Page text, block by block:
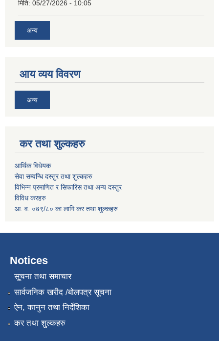
मिति: 05/27/2026 - 10:05
अन्य
आय व्यय विवरण
अन्य
कर तथा शुल्कहरु
आर्थिक विधेयक
सेवा सम्वन्धि दस्तुर तथा शुल्कहरु
विभिन्न प्रमाणित र सिफारिस तथा अन्य दस्तुर
विविध करहरु
आ. व. ०७९/८० का लागि कर तथा शुल्कहरु
Notices
सूचना तथा समाचार
सार्वजनिक खरीद /बोलपत्र सूचना
ऐन, कानुन तथा निर्देशिका
कर तथा शुल्कहरु